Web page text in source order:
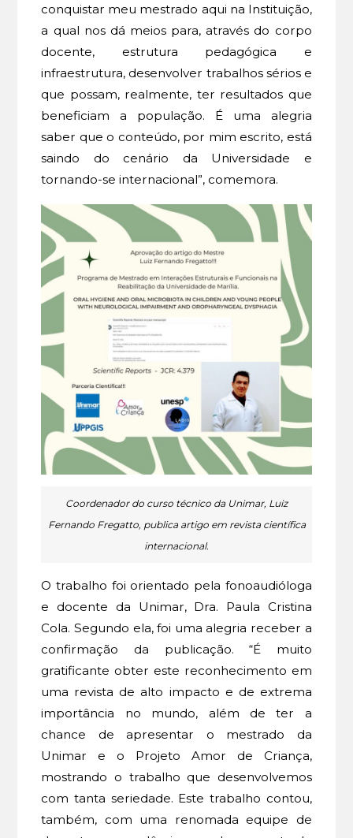
conquistar meu mestrado aqui na Instituição,
a qual nos dá meios para, através do corpo
docente, estrutura pedagógica e
infraestrutura, desenvolver trabalhos sérios e
que possam, realmente, ter resultados que
beneficiam a população. É uma alegria
saber que o conteúdo, por mim escrito, está
saindo do cenário da Universidade e
tornando-se internacional”, comemora.
Coordenador do curso técnico da Unimar, Luiz
Fernando Fregatto, publica artigo em revista científica
internacional.
O trabalho foi orientado pela fonoaudióloga
e docente da Unimar, Dra. Paula Cristina
Cola. Segundo ela, foi uma alegria receber a
confirmação da publicação. “É muito
gratificante obter este reconhecimento em
uma revista de alto impacto e de extrema
importância no mundo, além de ter a
chance de apresentar o mestrado da
Unimar e o Projeto Amor de Criança,
mostrando o trabalho que desenvolvemos
com tanta seriedade. Este trabalho contou,
também, com uma renomada equipe de